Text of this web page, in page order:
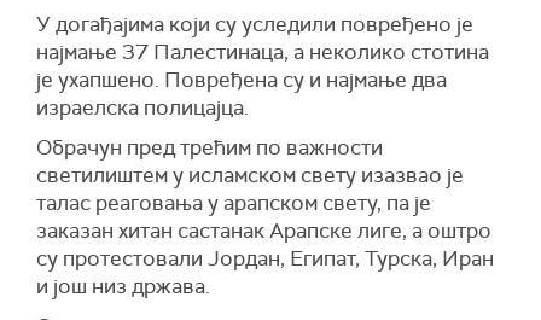
У догађајима који су уследили повређено је
најмање 37 Палестинаца, а неколико стотина
је ухапшено. Повређена су и најмање два
израелска полицајца.
Обрачун пред трећим по важности
светилиштем у исламском свету изазвао је
талас реаговања у арапском свету, па је
заказан хитан састанак Арапске лиге, а оштро
су протестовали Јордан, Египат, Турска, Иран
и још низ држава.